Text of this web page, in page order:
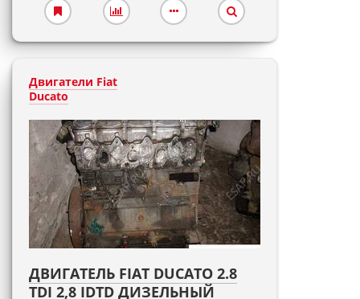
Двигатели Fiat
Ducato
ДВИГАТЕЛЬ FIAT DUCATO 2.8
TDI 2,8 IDTD ДИЗЕЛЬНЫЙ